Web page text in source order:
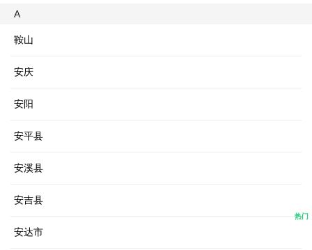
A
鞍山
安庆
安阳
安平县
安溪县
安吉县
安达市
热门